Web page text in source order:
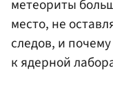
метеориты
место, не
следов, и
к ядерной